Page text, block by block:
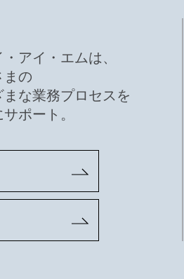
アイ・エムは、
まの
まな業務プロセスを
ポート。